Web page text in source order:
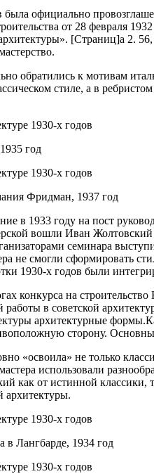
официально
от 28 февраля
[Страниц]а 2.
обратились к мотивам
стиле, а в
год
Фридман, 1937 год
в 1933 году на пост
вошли Иван
семинара
не смогли сформировать
1930-х годов были
конкурса на
в советской
архитектурные
сторону.
«освоила» не только
использовали
как от истинной
архитектуры.
в Лангбарде, 1934 год